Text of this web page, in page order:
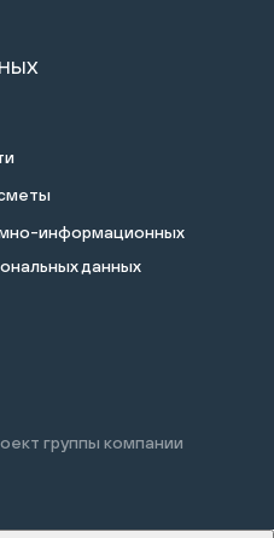
информационных
данных
группы компании